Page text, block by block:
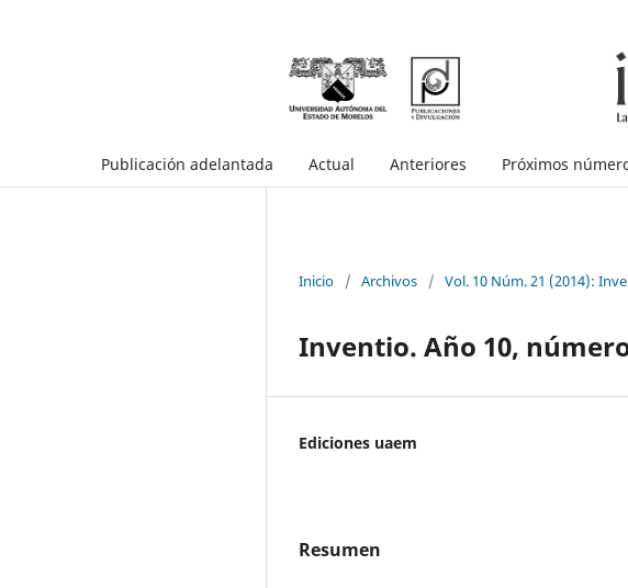
Publicación adelantada Actual Anteriores Próximos
Inicio / Archivos / Vol. 10 Núm. 21 (2014):
Inventio. Año 10,
Ediciones uaem
Resumen